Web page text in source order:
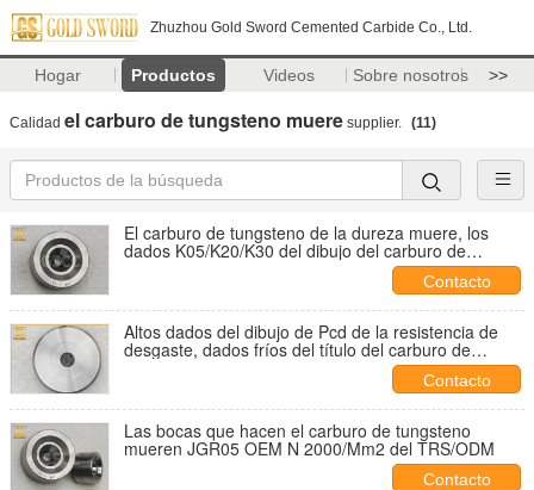
Zhuzhou Gold Sword Cemented Carbide Co., Ltd.
Hogar Productos Videos Sobre nosotros >>
Calidad el carburo de tungsteno muere supplier. (11)
El carburo de tungsteno de la dureza muere, los
dados K05/K20/K30 del dibujo del carburo de
Contacto
Altos dados del dibujo de Pcd de la resistencia de
desgaste, dados fríos del título del carburo de
Contacto
Las bocas que hacen el carburo de tungsteno
mueren JGR05 OEM N 2000/Mm2 del TRS/ODM
Contacto